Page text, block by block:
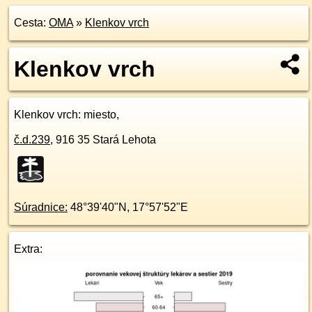
Cesta: OMA» Klenkov vrch
Klenkov vrch
Klenkov vrch: miesto,
č.d.239, 916 35 Stará Lehota
Súradnice: 48°39'40"N , 17°57'52"E
Extra: